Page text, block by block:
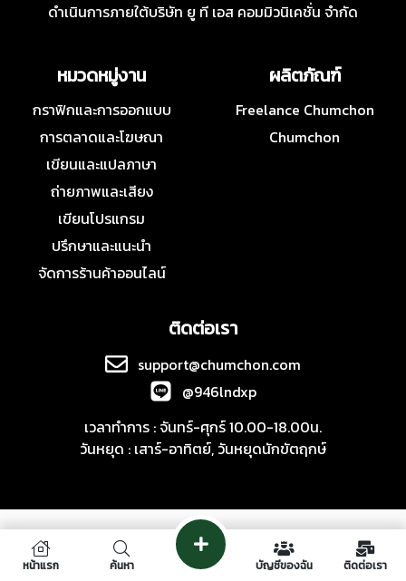
ดำเนินการภายใต้บริษัท ยู ที เอส คอมมิวนิเคชั่น จำกัด
หมวดหมู่งาน
กราฟิกและการออกแบบ
การตลาดและโฆษณา
เขียนและแปลภาษา
ถ่ายภาพและเสียง
เขียนโปรแกรม
ปรึกษาและแนะนำ
จัดการร้านค้าออนไลน์
ผลิตภัณฑ์
Freelance Chumchon
Chumchon
ติดต่อเรา
support@chumchon.com
@946lndxp
เวลาทำการ : จันทร์-ศุกร์ 10.00-18.00น.
วันหยุด : เสาร์-อาทิตย์, วันหยุดนักขัตฤกษ์
หน้าแรก ค้นหา บัญชีของฉัน ติดต่อเรา